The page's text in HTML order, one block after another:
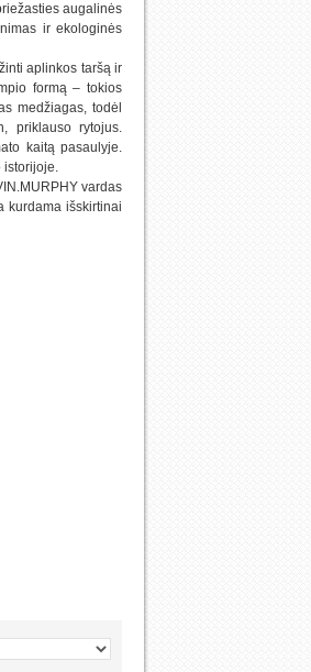
augalinės
ir ekologinės
aplinkos taršą ir
formą – tokios
medžiagas, todėl
priklauso rytojus.
kaitą pasaulyje.
istorijoje.
vardas
kurdama išskirtinai